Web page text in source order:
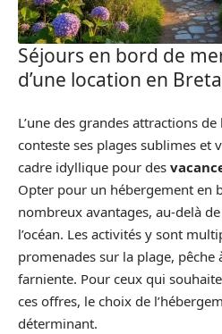
Séjours en bord de
d’une location en
L’une des grandes attractions
conteste ses plages sublimes et
cadre idyllique pour des
Opter pour un hébergement en
nombreux avantages, au-delà
l’océan. Les activités y sont
promenades sur la plage, pêche
farniente. Pour ceux qui
ces offres, le choix de
déterminant.